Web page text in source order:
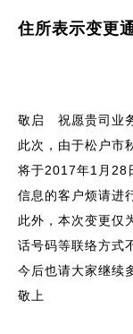
住所表示变更
敬启 祝愿贵司业
此次，由于松户市
将于2017年1月28
信息的客户烦请进
此外，本次变更仅
话号码等联络方式
今后也请大家继续
敬上